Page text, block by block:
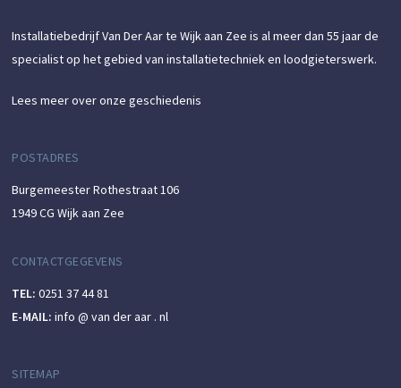
Installatiebedrijf Van Der Aar te Wijk aan Zee is al meer dan 55 jaar de
specialist op het gebied van installatietechniek en loodgieterswerk.
Lees meer over onze geschiedenis
POSTADRES
Burgemeester Rothestraat 106
1949 CG Wijk aan Zee
CONTACTGEGEVENS
TEL: 0251 37 44 81
E-MAIL: info @ van der aar . nl
SITEMAP